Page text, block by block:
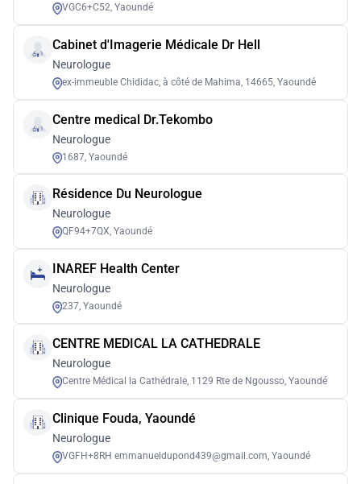
VGC6+C52, Yaoundé
Cabinet d'Imagerie Médicale Dr Hell
Neurologue
ex-immeuble Chididac, à côté de Mahima, 14665, Yaoundé
Centre medical Dr.Tekombo
Neurologue
1687, Yaoundé
Résidence Du Neurologue
Neurologue
QF94+7QX, Yaoundé
INAREF Health Center
Neurologue
237, Yaoundé
CENTRE MEDICAL LA CATHEDRALE
Neurologue
Centre Médical la Cathédrale, 1129 Rte de Ngousso, Yaoundé
Clinique Fouda, Yaoundé
Neurologue
VGFH+8RH emmanueldupond439@gmail.com, Yaoundé